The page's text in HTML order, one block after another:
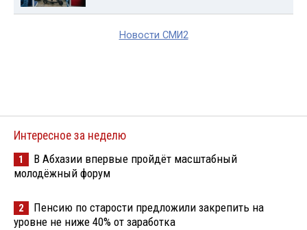
Новости СМИ2
Интересное за неделю
1
В Абхазии впервые пройдёт масштабный
молодёжный форум
2
Пенсию по старости предложили закрепить на
уровне не ниже 40% от заработка